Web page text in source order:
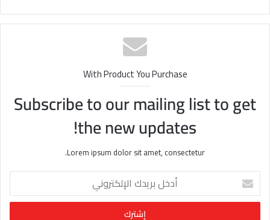
الوي
ب
With Product You Purchase
Subscribe to our mailing list to get
the new updates!
Lorem ipsum dolor sit amet, consectetur.
خ